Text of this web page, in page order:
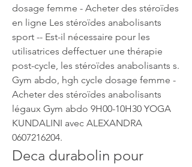
dosage femme - Acheter des stéroïdes
en ligne Les stéroïdes anabolisants
sport -- Est-il nécessaire pour les
utilisatrices deffectuer une thérapie
post-cycle, les stéroïdes anabolisants s.
Gym abdo, hgh cycle dosage femme -
Acheter des stéroïdes anabolisants
légaux Gym abdo 9H00-10H30 YOGA
KUNDALINI avec ALEXANDRA
0607216204.
Deca durabolin pour